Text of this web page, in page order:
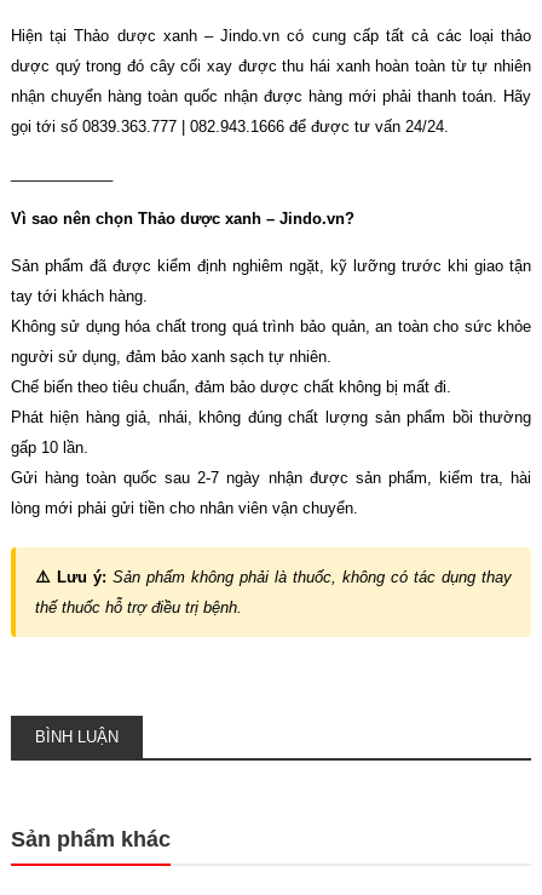
Hiện tại Thảo dược xanh – Jindo.vn có cung cấp tất cả các loại thảo
dược quý trong đó cây cối xay được thu hái xanh hoàn toàn từ tự nhiên
nhận chuyển hàng toàn quốc nhận được hàng mới phải thanh toán. Hãy
gọi tới số 0839.363.777 | 082.943.1666 để được tư vấn 24/24.
Vì sao nên chọn Thảo dược xanh – Jindo.vn?
Sản phẩm đã được kiểm định nghiêm ngặt, kỹ lưỡng trước khi giao tận
tay tới khách hàng.
Không sử dụng hóa chất trong quá trình bảo quản, an toàn cho sức khỏe
người sử dụng, đảm bảo xanh sạch tự nhiên.
Chế biến theo tiêu chuẩn, đảm bảo dược chất không bị mất đi.
Phát hiện hàng giả, nhái, không đúng chất lượng sản phẩm bồi thường
gấp 10 lần.
Gửi hàng toàn quốc sau 2-7 ngày nhận được sản phẩm, kiểm tra, hài
lòng mới phải gửi tiền cho nhân viên vận chuyển.
⚠️ Lưu ý: Sản phẩm không phải là thuốc, không có tác dụng thay
thế thuốc hỗ trợ điều trị bệnh.
BÌNH LUẬN
Sản phẩm khác